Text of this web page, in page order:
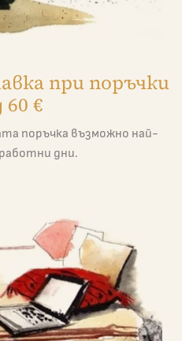
при поръчки
60 €
поръчка възможно най-
дни.